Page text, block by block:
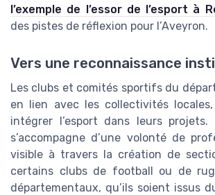
l’exemple de l’essor de l’esport à
des pistes de réflexion pour l’Aveyron.
Vers une reconnaissance
Les clubs et comités sportifs du
en lien avec les collectivités
intégrer l’esport dans leurs
s’accompagne d’une volonté de
visible à travers la création de
certains clubs de football ou de
départementaux, qu’ils soient issus